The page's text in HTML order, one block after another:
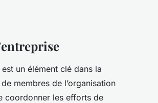
un élément clé dans la
membres de l’organisation
coordonner les efforts de